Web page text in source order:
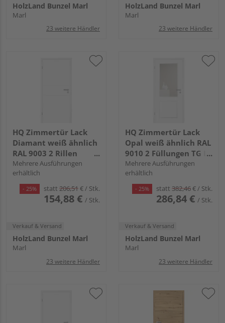
HolzLand Bunzel Marl
Marl
23 weitere Händler
HolzLand Bunzel Marl
Marl
23 weitere Händler
HQ Zimmertür Lack
Diamant weiß ähnlich
RAL 9003 2 Rillen
Röhrenspan KK1
Mehrere Ausführungen
erhältlich
- 25% statt 206,51€/ Stk.
154,88 € / Stk.
Verkauf & Versand
HolzLand Bunzel Marl
Marl
23 weitere Händler
HQ Zimmertür Lack
Opal weiß ähnlich RAL
9010 2 Füllungen TG LA
C Röhrenspan KK1
Mehrere Ausführungen
erhältlich
- 25% statt 382,46€/ Stk.
286,84 € / Stk.
Verkauf & Versand
HolzLand Bunzel Marl
Marl
23 weitere Händler